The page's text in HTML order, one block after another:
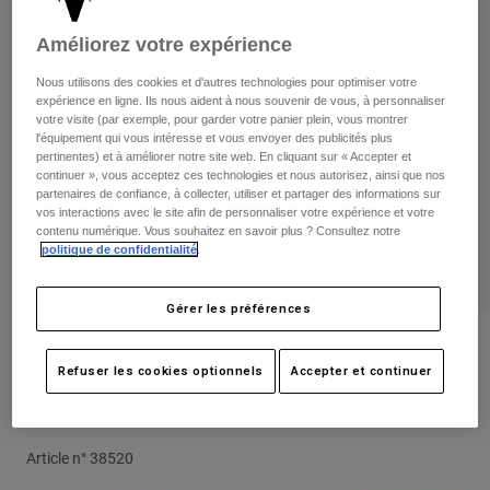
Pantalons
Shorts
Vestes
Gants
Protections
Chaussettes
Gants
Vestes
Protections
Masques
Chaussettes
Pièces de rechange
Chemises
Femme
T-shirts et tops
Sweats et Pulls
Voir tout
Enfants
Protections
Masques
Chaussettes
Voir tout
Moto
Casques
Pantalons
Bottes
Protections
Gants
Masques
Avis
Casquette Supply Mesh Rope Trucker
Article n° 38520
Améliorez votre expérience
Nous utilisons des cookies et d'autres technologies pour optimiser votre
expérience en ligne. Ils nous aident à nous souvenir de vous, à personnaliser
votre visite (par exemple, pour garder votre panier plein, vous montrer
l'équipement qui vous intéresse et vous envoyer des publicités plus
pertinentes) et à améliorer notre site web. En cliquant sur « Accepter et
continuer », vous acceptez ces technologies et nous autorisez, ainsi que nos
partenaires de confiance, à collecter, utiliser et partager des informations sur
vos interactions avec le site afin de personnaliser votre expérience et votre
contenu numérique. Vous souhaitez en savoir plus ? Consultez notre
politique de confidentialité
Gérer les préférences
Refuser les cookies optionnels Accepter et continuer